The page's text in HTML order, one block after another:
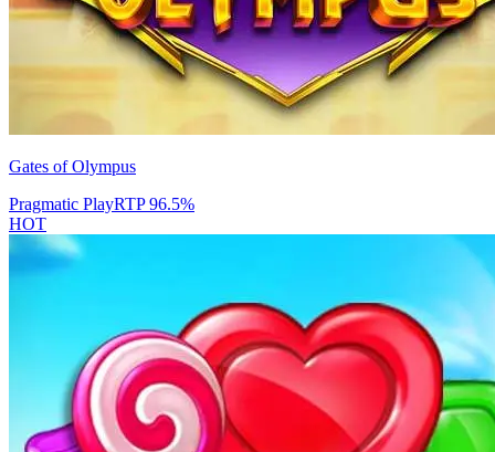
Gates of Olympus
Pragmatic PlayRTP96.5%
HOT